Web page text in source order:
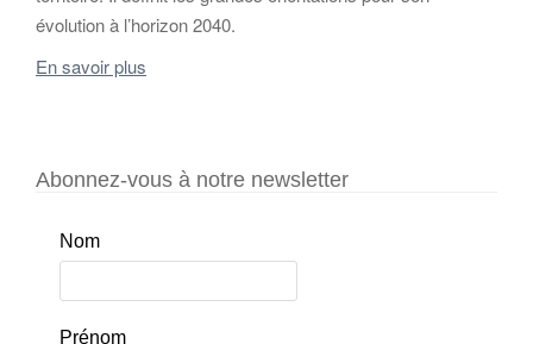
évolution à l’horizon 2040.
En savoir plus
Abonnez-vous à notre newsletter
Nom
Prénom